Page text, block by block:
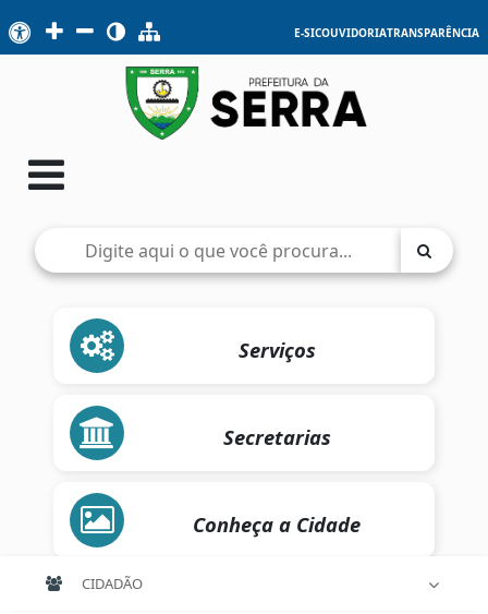
E-SICOUVIDORIATRANSPARÊNCIA
Serviços
Secretarias
Conheça a Cidade
CIDADÃO